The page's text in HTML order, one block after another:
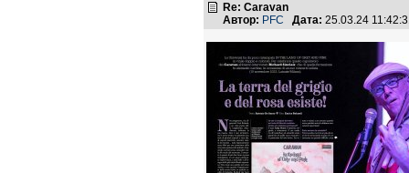
Re: Caravan
Автор: PFC Дата: 25.03.24